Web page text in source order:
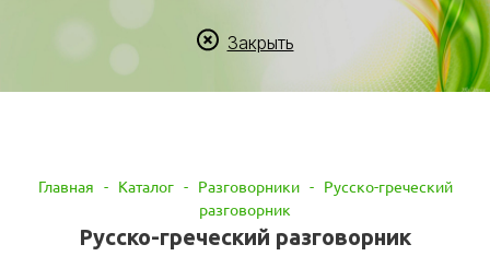
Закрыть
Главная - Каталог - Разговорники - Русско-греческий
разговорник
Русско-греческий разговорник